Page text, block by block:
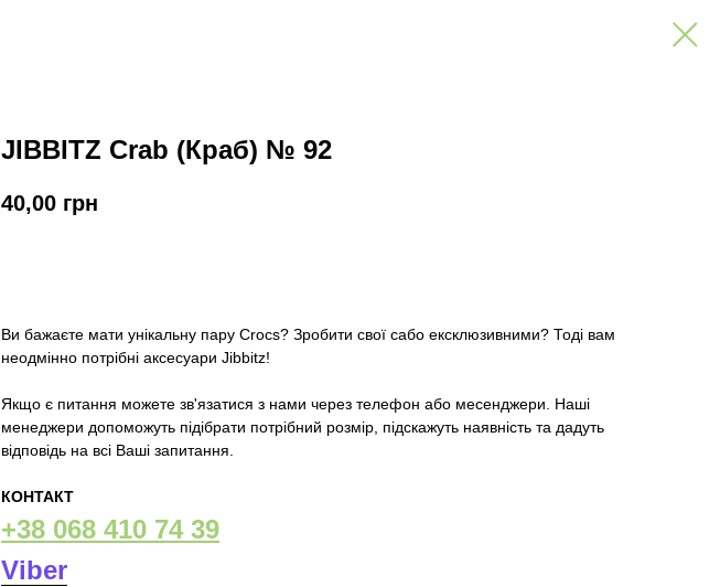
JIBBITZ Crab (Краб) № 92
40,00 грн
Ви бажаєте мати унікальну пару Crocs? Зробити свої сабо ексклюзивними? Тоді вам
неодмінно потрібні аксесуари Jibbitz!
Якщо є питання можете зв'язатися з нами через телефон або месенджери. Наші
менеджери допоможуть підібрати потрібний розмір, підскажуть наявність та дадуть
відповідь на всі Ваші запитання.
КОНТАКТ
+38 068 410 74 39
Viber